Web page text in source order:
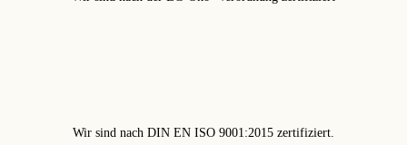
Wir sind nach DIN EN ISO 9001:2015 zertifiziert.